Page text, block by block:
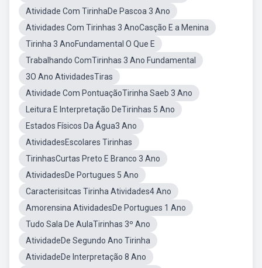
Atividade Com TirinhaDe Pascoa 3 Ano
Atividades Com Tirinhas 3 AnoCasção E a Menina
Tirinha 3 AnoFundamental O Que E
Trabalhando ComTirinhas 3 Ano Fundamental
3O Ano AtividadesTiras
Atividade Com PontuaçãoTirinha Saeb 3 Ano
Leitura E Interpretação DeTirinhas 5 Ano
Estados Físicos Da Água3 Ano
AtividadesEscolares Tirinhas
TirinhasCurtas Preto E Branco 3 Ano
AtividadesDe Portugues 5 Ano
Caracterisitcas Tirinha Atividades4 Ano
Amorensina AtividadesDe Portugues 1 Ano
Tudo Sala De AulaTirinhas 3º Ano
AtividadeDe Segundo Ano Tirinha
AtividadeDe Interpretação 8 Ano